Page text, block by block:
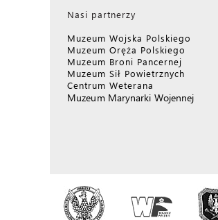
Nasi partnerzy
Muzeum Wojska Polskiego
Muzeum Oręża Polskiego
Muzeum Broni Pancernej
Muzeum Sił Powietrznych
Centrum Weterana
Muzeum Marynarki Wojennej